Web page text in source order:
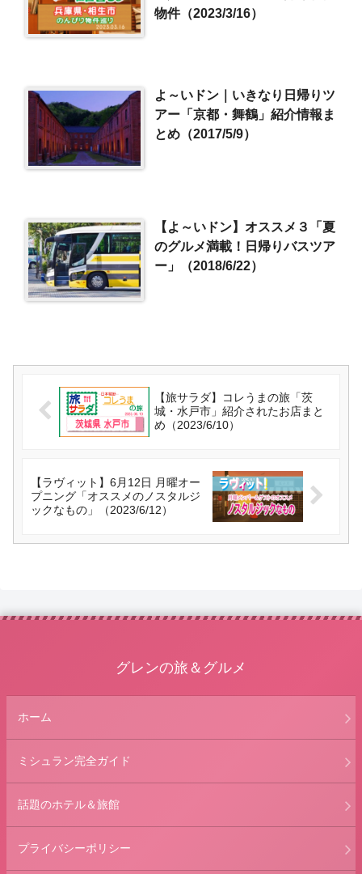
物件（2023/3/16）
よ～いドン｜いきなり日帰りツ
アー「京都・舞鶴」紹介情報ま
とめ（2017/5/9）
【よ～いドン】オススメ３「夏
のグルメ満載！日帰りバスツア
ー」（2018/6/22）
【旅サラダ】コレうまの旅「茨
城・水戸市」紹介されたお店まと
め（2023/6/10）
【ラヴィット】6月12日 月曜オー
プニング「オススメのノスタルジ
ックなもの」（2023/6/12）
グレンの旅＆グルメ
ホーム
ミシュラン完全ガイド
話題のホテル＆旅館
プライバシーポリシー